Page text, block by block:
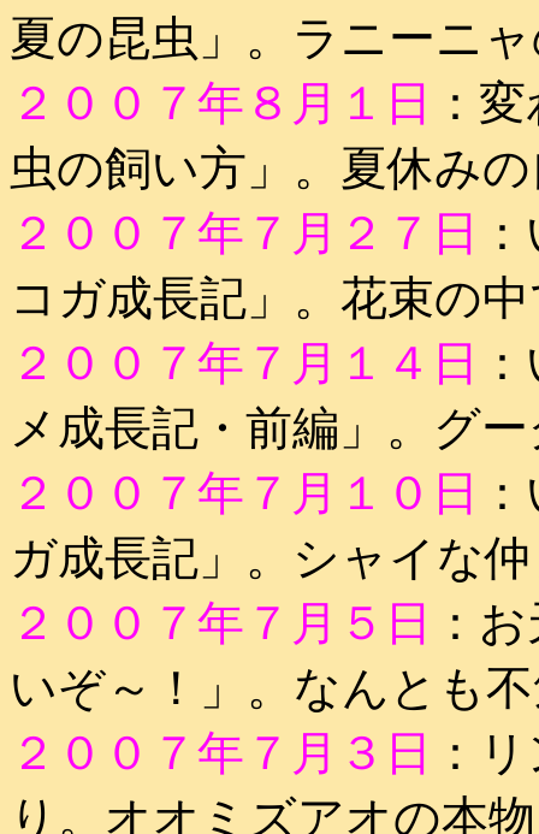
夏の昆虫」。ラニーニ
２００７年８月１日
：
虫の飼い方」。夏休み
２００７年７月２７日
コガ成長記」。花束の
２００７年７月１４日
メ成長記・前編」。グ
２００７年７月１０日
ガ成長記」。シャイな
２００７年７月５日
：
いぞ～！」。なんとも
２００７年７月３日
：
り。オオミズアオの本